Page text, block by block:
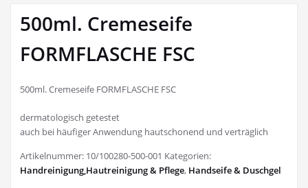
500ml. Cremeseife
FORMFLASCHE FSC
500ml. Cremeseife FORMFLASCHE FSC
dermatologisch getestet
auch bei häufiger Anwendung hautschonend und verträglich
Artikelnummer: 10/100280-500-001 Kategorien:
Handreinigung,Hautreinigung & Pflege, Handseife & Duschgel